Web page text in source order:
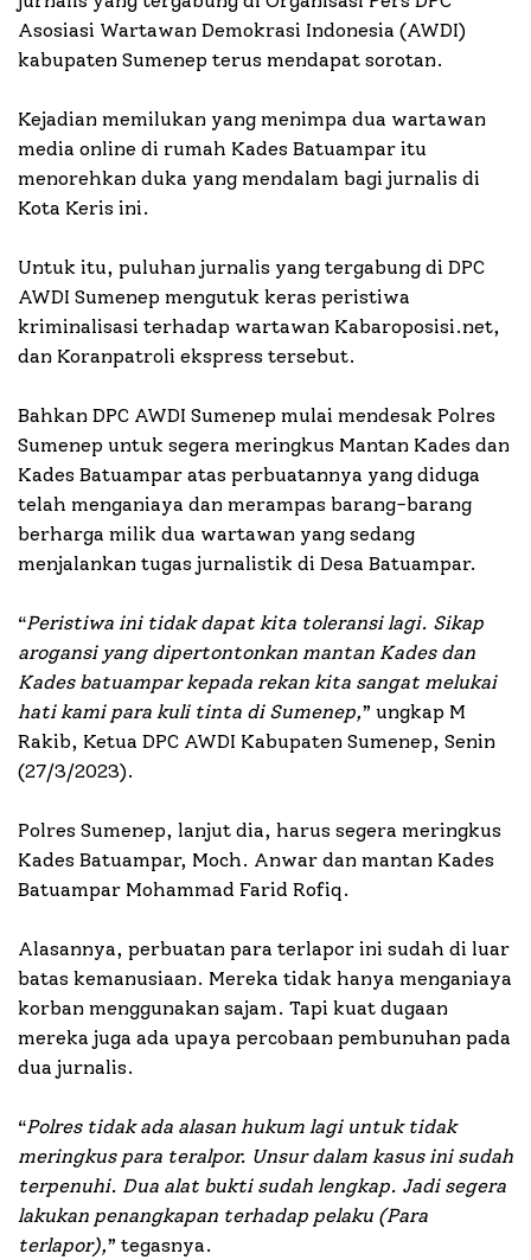
Asosiasi Wartawan Demokrasi Indonesia (AWDI)
kabupaten Sumenep terus mendapat sorotan.
Kejadian memilukan yang menimpa dua wartawan
media online di rumah Kades Batuampar itu
menorehkan duka yang mendalam bagi jurnalis di
Kota Keris ini.
Untuk itu, puluhan jurnalis yang tergabung di DPC
AWDI Sumenep mengutuk keras peristiwa
kriminalisasi terhadap wartawan Kabaroposisi.net,
dan Koranpatroli ekspress tersebut.
Bahkan DPC AWDI Sumenep mulai mendesak Polres
Sumenep untuk segera meringkus Mantan Kades dan
Kades Batuampar atas perbuatannya yang diduga
telah menganiaya dan merampas barang-barang
berharga milik dua wartawan yang sedang
menjalankan tugas jurnalistik di Desa Batuampar.
“Peristiwa ini tidak dapat kita toleransi lagi. Sikap
arogansi yang dipertontonkan mantan Kades dan
Kades batuampar kepada rekan kita sangat melukai
hati kami para kuli tinta di Sumenep,” ungkap M
Rakib, Ketua DPC AWDI Kabupaten Sumenep, Senin
(27/3/2023).
Polres Sumenep, lanjut dia, harus segera meringkus
Kades Batuampar, Moch. Anwar dan mantan Kades
Batuampar Mohammad Farid Rofiq.
Alasannya, perbuatan para terlapor ini sudah di luar
batas kemanusiaan. Mereka tidak hanya menganiaya
korban menggunakan sajam. Tapi kuat dugaan
mereka juga ada upaya percobaan pembunuhan pada
dua jurnalis.
“Polres tidak ada alasan hukum lagi untuk tidak
meringkus para teralpor. Unsur dalam kasus ini sudah
terpenuhi. Dua alat bukti sudah lengkap. Jadi segera
lakukan penangkapan terhadap pelaku (Para
terlapor),” tegasnya.